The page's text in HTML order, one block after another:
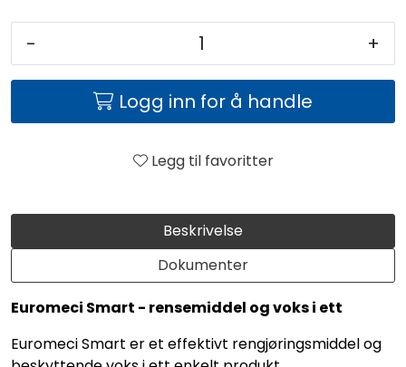
Beskrivelse
Dokumenter
Euromeci Smart - rensemiddel og voks i ett
Euromeci Smart er et effektivt rengjøringsmiddel og
- +
Logg inn for å handle
Legg til favoritter